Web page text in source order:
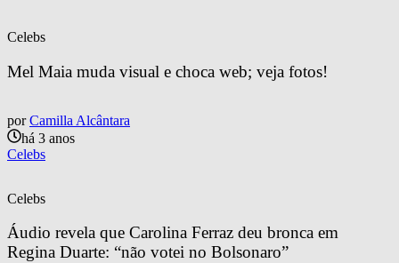
Celebs
Mel Maia muda visual e choca web; veja fotos!
por Camilla Alcântara
há 3 anos
Celebs
Celebs
Áudio revela que Carolina Ferraz deu bronca em
Regina Duarte: “não votei no Bolsonaro”